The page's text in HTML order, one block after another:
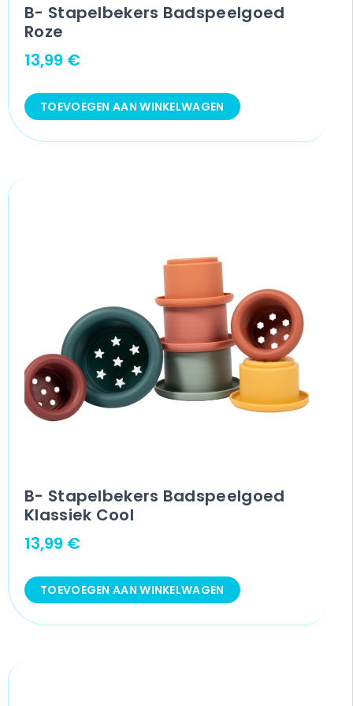
B- Stapelbekers Badspeelgoed
Roze
13,99 €
TOEVOEGEN AAN WINKELWAGEN
B- Stapelbekers Badspeelgoed
Klassiek Cool
13,99 €
TOEVOEGEN AAN WINKELWAGEN